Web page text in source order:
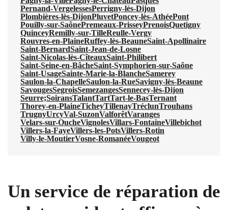
Pernand-VergelessesPerrigny-lès-Dijon
Plombières-lès-DijonPluvetPoncey-lès-AthéePont
Pouilly-sur-SaônePremeaux-PrisseyPrenoisQuetigny
QuinceyRemilly-sur-TilleReulle-Vergy
Rouvres-en-PlaineRuffey-lès-BeauneSaint-Apollinaire
Saint-BernardSaint-Jean-de-Losne
Saint-Nicolas-lès-CîteauxSaint-Philibert
Saint-Seine-en-BâcheSaint-Symphorien-sur-Saône
Saint-UsageSainte-Marie-la-BlancheSamerey
Saulon-la-ChapelleSaulon-la-RueSavigny-lès-Beaune
SavougesSegroisSemezangesSennecey-lès-Dijon
Seurre;SoiransTalantTartTart-le-BasTernant
Thorey-en-PlaineTicheyTillenayTréclunTrouhans
TrugnyUrcyVal-SuzonValforêtVaranges
Velars-sur-OucheVignolesVillars-FontaineVillebichot
Villers-la-FayeVillers-les-PotsVillers-Rotin
Villy-le-MoutierVosne-RomanéeVougeot
Un service de réparation de